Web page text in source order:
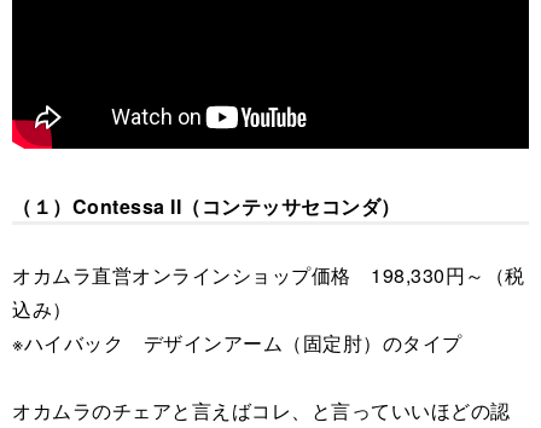
（１）Contessa II（コンテッサセコンダ）
オカムラ直営オンラインショップ価格 198,330円～（税
込み）
※ハイバック デザインアーム（固定肘）のタイプ
オカムラのチェアと言えばコレ、と言っていいほどの認